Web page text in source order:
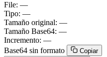
File: —
Tipo: —
Tamaño original: —
Tamaño Base64: —
Incremento: —
Base64 sin formato
Copiar